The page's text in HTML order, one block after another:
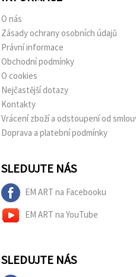
O nás
Zásady ochrany osobních údajů
Právní informace
Obchodní podmínky
O cookies
Nejčastější dotazy
Kontakty
Vrácení zboží a odstoupení od
Doprava a platební podmínky
SLEDUJTE NÁS
EM ART na Facebooku
EM ART na YouTube
SLEDUJTE NÁS